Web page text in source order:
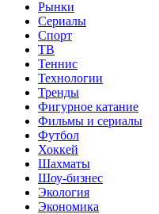
Рынки
Сериалы
Спорт
ТВ
Теннис
Технологии
Тренды
Фигурное катание
Фильмы и сериалы
Футбол
Хоккей
Шахматы
Шоу-бизнес
Экология
Экономика